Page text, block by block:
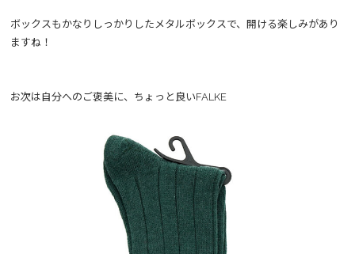
ボックスもかなりしっかりしたメタルボックスで、開ける楽しみがあり
ますね！
お次は自分へのご褒美に、ちょっと良いFALKE